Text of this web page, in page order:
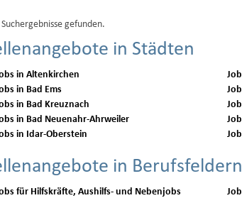
Suchergebnisse gefunden.
in Städten
in Altenkirchen
in Bad Ems
in Bad Kreuznach
in Bad Neuenahr-Ahrweiler
in Idar-Oberstein
in Berufsfeldern
für Hilfskräfte, Aushilfs- und Nebenjobs